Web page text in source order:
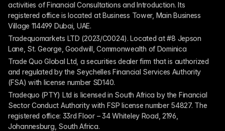
activities of Financial Consultations and Introduction. Its
registered office is located at Business Tower, Main Business
Village 114499 Dubai, UAE.
Tradequomarkets LTD (2023/C0024). Located at #8 Jepson
Lane, St. George, Goodwill, Commonwealth of Dominica
Trade Quo Global Ltd, a securities dealer firm that is authorized
and regulated by the Seychelles Financial Services Authority
(FSA) with license number SD140.
Tradequo (PTY) Ltd is licensed in South Africa by the Financial
Sector Conduct Authority with FSP license number 54827. The
registered office: 33rd Floor – 34 Whiteley Road, 2196,
Johannesburg, South Africa.